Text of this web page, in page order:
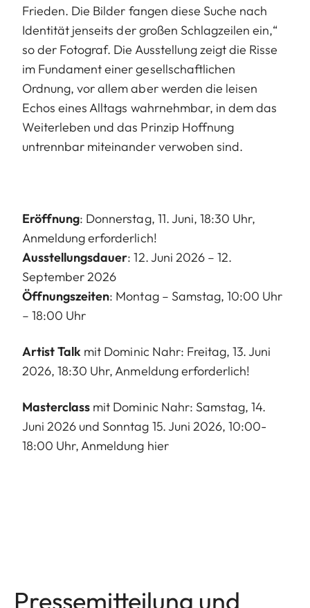
Frieden. Die Bilder fangen diese Suche nach
Identität jenseits der großen Schlagzeilen ein,“
so der Fotograf. Die Ausstellung zeigt die Risse
im Fundament einer gesellschaftlichen
Ordnung, vor allem aber werden die leisen
Echos eines Alltags wahrnehmbar, in dem das
Weiterleben und das Prinzip Hoffnung
untrennbar miteinander verwoben sind.
Eröffnung: Donnerstag, 11. Juni, 18:30 Uhr,
Anmeldungerforderlich!
Ausstellungsdauer: 12. Juni 2026 – 12.
September 2026
Öffnungszeiten: Montag – Samstag, 10:00 Uhr
– 18:00 Uhr
Artist Talk mit Dominic Nahr: Freitag, 13. Juni
2026, 18:30 Uhr,Anmeldungerforderlich!
Masterclass mit Dominic Nahr: Samstag, 14.
Juni 2026 und Sonntag 15. Juni 2026, 10:00-
18:00 Uhr, Anmeldung hier
Pressemitteilung und